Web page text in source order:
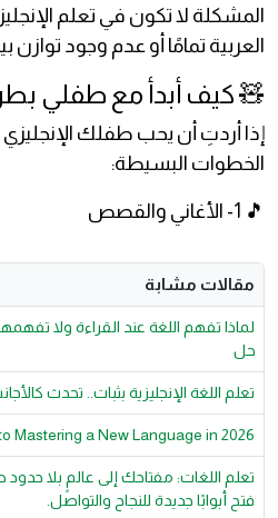
المشكلة لا تكون في تعلم
العربية تمامًا أو عدم وجود توازن
🧸 كيف أبدأ مع طفلي
إذا أردتِ أن يحب طفلك الإنجليزي
الخطوات البسيطة:
🎵 1- الأغاني والقصص
مقالات مشابة
لماذا تفهم اللغة عند القراءة ولا
حل
تعلم اللغة الإنجليزية بثبات.. تحدث
Mastering a New Language in 2026
تعلم اللغات: مفتاحك إلى عالمٍ بلا
فتح أبوابًا جديدة للنجاح والتواصل.